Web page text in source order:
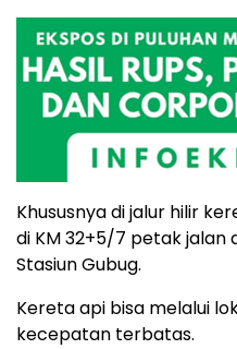
Khususnya di jalur hilir
di KM 32+5/7 petak jalan
Stasiun Gubug.
Kereta api bisa melalui
kecepatan terbatas.